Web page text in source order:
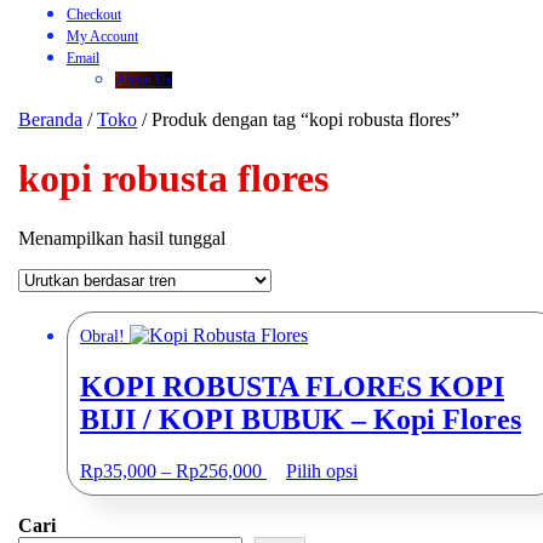
KOPI
BUBUK
Checkout
My Account
Email
About Us
Beranda /Toko / Produk dengan tag “kopi robusta flores”
kopi robusta flores
Menampilkan hasil tunggal
Obral!
KOPI ROBUSTA FLORES KOPI
BIJI / KOPI BUBUK – Kopi Flores
Rp35,000 – Rp256,000Rentang
harga:
hingga
Pilih opsi
ini
Cari